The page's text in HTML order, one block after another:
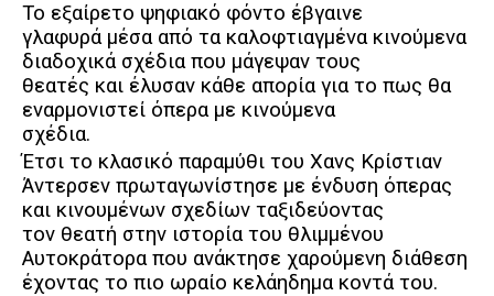
Το εξαίρετο ψηφιακό φόντο έβγαινε
γλαφυρά μέσα από τα καλοφτιαγμένα κινούμενα
διαδοχικά σχέδια που μάγεψαν τους
θεατές και έλυσαν κάθε απορία για το πως θα
εναρμονιστεί όπερα με κινούμενα
σχέδια.
Έτσι το κλασικό παραμύθι του Χανς Κρίστιαν
Άντερσεν πρωταγωνίστησε με ένδυση όπερας
και κινουμένων σχεδίων ταξιδεύοντας
τον θεατή στην ιστορία του θλιμμένου
Αυτοκράτορα που ανάκτησε χαρούμενη διάθεση
έχοντας το πιο ωραίο κελάηδημα κοντά του.